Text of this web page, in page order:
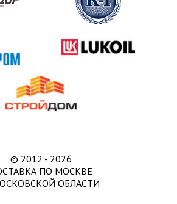
© 2012 - 2026
ПО МОСКВЕ
ОБЛАСТИ